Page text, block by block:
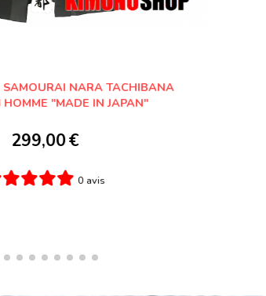
COTON "SHANTUNG"
€
2 avis